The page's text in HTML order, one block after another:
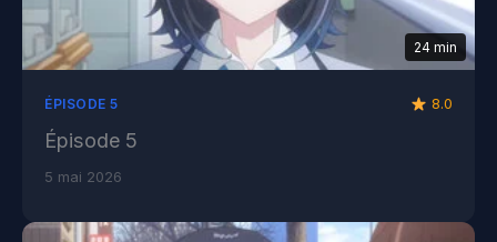
24 min
ÉPISODE 5 8.0
Épisode 5
5 mai 2026